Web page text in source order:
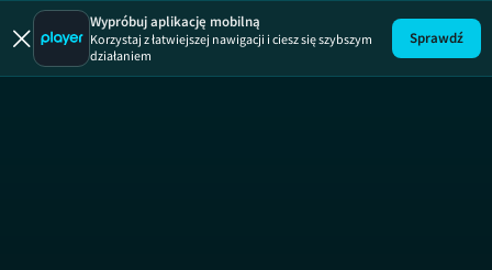
Odwróceni
Wypróbuj aplikację mobilną
Korzystaj z łatwiejszej nawigacji i ciesz się szybszym
działaniem
Sprawdź